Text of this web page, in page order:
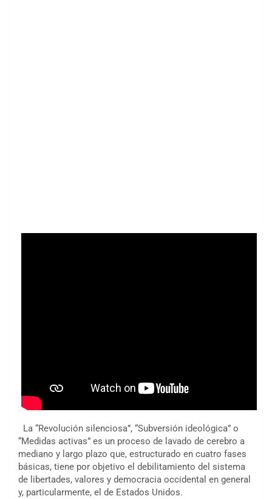
La “Revolución silenciosa”, “Subversión ideológica” o
“Medidas activas” es un proceso de lavado de cerebro a
mediano y largo plazo que, estructurado en cuatro fases
básicas, tiene por objetivo el debilitamiento del sistema
de libertades, valores y democracia occidental en general
y, particularmente, el de Estados Unidos.